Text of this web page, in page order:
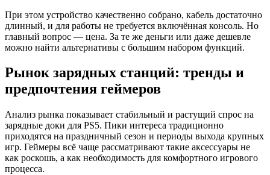
При этом устройство качественно собрано, кабель достаточно
длинный, и для работы не требуется включённая консоль. Но
главный вопрос — цена. За те же деньги или даже дешевле
можно найти альтернативы с большим набором функций.
Рынок зарядных станций: тренды и
предпочтения геймеров
Анализ рынка показывает стабильный и растущий спрос на
зарядные доки для PS5. Пики интереса традиционно
приходятся на праздничный сезон и периоды выхода крупных
игр. Геймеры всё чаще рассматривают такие аксессуары не
как роскошь, а как необходимость для комфортного игрового
процесса.